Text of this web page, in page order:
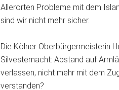
Allerorten Probleme mit dem
sind wir nicht mehr sicher.
Die Kölner Oberbürgermeisterin
Silvesternacht: Abstand auf
verlassen, nicht mehr mit dem
verstanden?